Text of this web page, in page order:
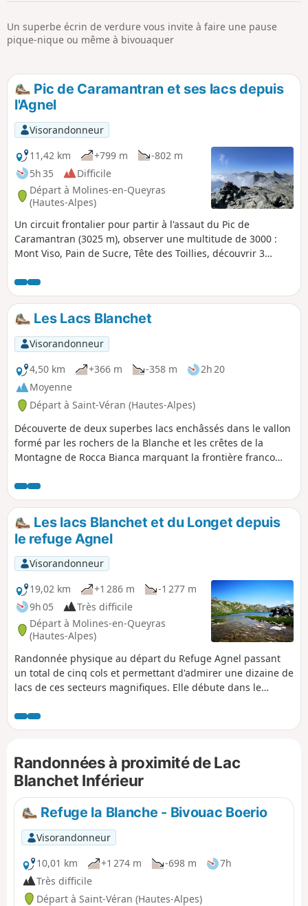
Un superbe écrin de verdure vous invite à faire une pause
pique-nique ou même à bivouaquer
Pic de Caramantran et ses lacs depuis
l'Agnel
Visorandonneur
11,42 km
+799 m
-802 m
5h 35
Difficile
Départ à Molines-en-Queyras
(Hautes-Alpes)
Un circuit frontalier pour partir à l'assaut du Pic de
Caramantran (3025 m), observer une multitude de 3000 :
Mont Viso, Pain de Sucre, Tête des Toillies, découvrir 3
de la Blanche.
Les Lacs Blanchet
Visorandonneur
4,50 km
+366 m -358 m
2h 20
Moyenne
Départ à Saint-Véran (Hautes-Alpes)
Découverte de deux superbes lacs enchâssés dans le vallon
formé par les rochers de la Blanche et les crêtes de la
Montagne de Rocca Bianca marquant la frontière franco
Les lacs Blanchet et du Longet depuis
le refuge Agnel
Visorandonneur
19,02 km
+1 286 m
-1 277 m
9h 05
Très difficile
Départ à Molines-en-Queyras
(Hautes-Alpes)
Randonnée physique au départ du Refuge Agnel passant
un total de cinq cols et permettant d'admirer une dizaine de
lacs de ces secteurs magnifiques. Elle débute dans le
et l'Italie. Randonnée réalisable en deux jours (refuges,
bivouac).
Randonnées à proximité de Lac
Blanchet Inférieur
Refuge la Blanche - Bivouac Boerio
Visorandonneur
10,01 km
+1 274 m -698 m
7h
Très difficile
Départ à Saint-Véran (Hautes-Alpes)